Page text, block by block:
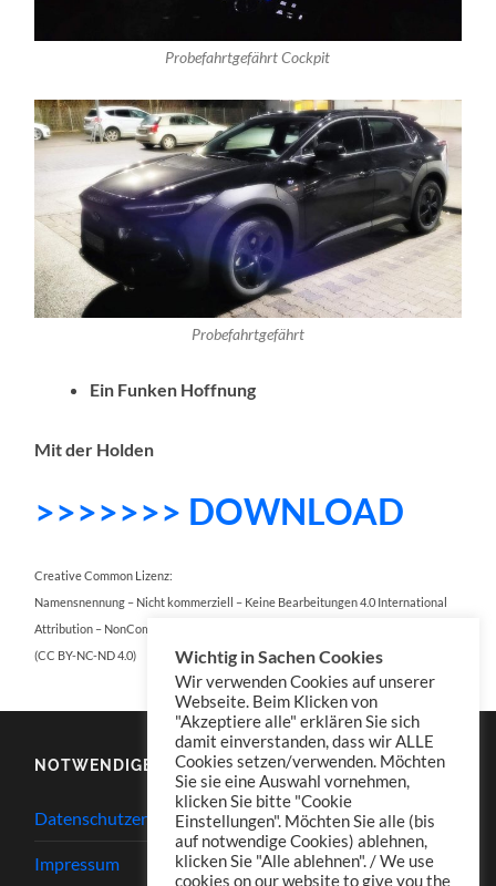
Probefahrtgefährt Cockpit
Probefahrtgefährt
Ein Funken Hoffnung
Mit der Holden
>>>>>>> DOWNLOAD
Creative Common Lizenz:
Namensnennung – Nicht kommerziell – Keine Bearbeitungen 4.0 International
Attribution – NonCommercial – NoDerivatives 4.0 International
(CC BY-NC-ND 4.0)
NOTWENDIGES
Datenschutzerklärung
Impressum
Wichtig in Sachen Cookies
Wir verwenden Cookies auf unserer
Webseite. Beim Klicken von
"Akzeptiere alle" erklären Sie sich
damit einverstanden, dass wir ALLE
Cookies setzen/verwenden. Möchten
Sie sie eine Auswahl vornehmen,
klicken Sie bitte "Cookie
Einstellungen". Möchten Sie alle (bis
auf notwendige Cookies) ablehnen,
klicken Sie "Alle ablehnen". / We use
cookies on our website to give you the